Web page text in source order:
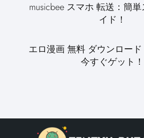
musicbee スマホ 転送：簡
イド！
エロ漫画 無料 ダウンロー
今すぐゲット！